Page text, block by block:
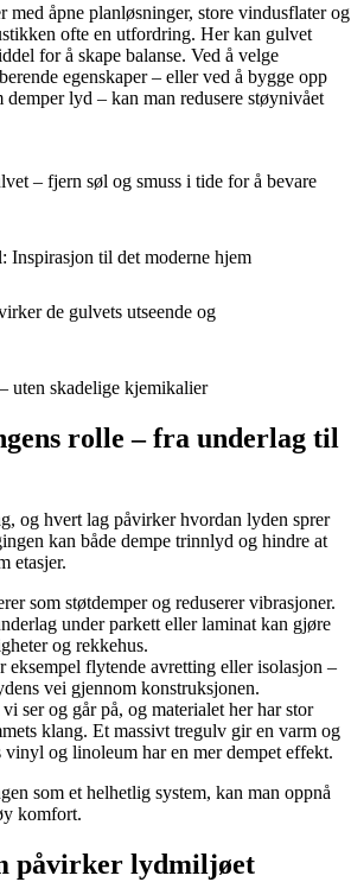
med åpne planløsninger, store vindusflater og
ofte en utfordring. Her kan gulvet
for å skape balanse. Ved å velge
egenskaper – eller ved å bygge opp
demper lyd – kan man redusere støynivået
– fjern søl og smuss i tide for å bevare
Inspirasjon til det moderne hjem
de gulvets utseende og
uten skadelige kjemikalier
rolle – fra underlag til
og hvert lag påvirker hvordan lyden sprer
kan både dempe trinnlyd og hindre at
etasjer.
som støtdemper og reduserer vibrasjoner.
under parkett eller laminat kan gjøre
og rekkehus.
eksempel flytende avretting eller isolasjon –
vei gjennom konstruksjonen.
vi ser og går på, og materialet her har stor
klang. Et massivt tregulv gir en varm og
og linoleum har en mer dempet effekt.
som et helhetlig system, kan man oppnå
komfort.
påvirker lydmiljøet